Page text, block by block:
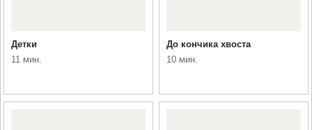
Детки
11 мин.
До кончика хвоста
10 мин.